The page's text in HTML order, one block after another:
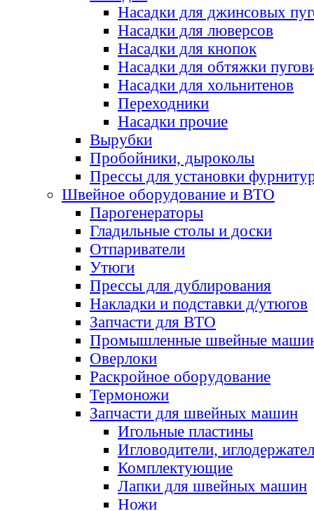
Насадки для джинсовых
Насадки для люверсов
Насадки для кнопок
Насадки для обтяжки
Насадки для хольнитенов
Переходники
Насадки прочие
Вырубки
Пробойники, дыроколы
Прессы для установки
Швейное оборудование и ВТО
Парогенераторы
Гладильные столы и доски
Отпариватели
Утюги
Прессы для дублирования
Накладки и подставки д/утюгов
Запчасти для ВТО
Промышленные швейные
Оверлоки
Раскройное оборудование
Термоножи
Запчасти для швейных машин
Игольные пластины
Игловодители,
Комплектующие
Лапки для швейных машин
Ножи